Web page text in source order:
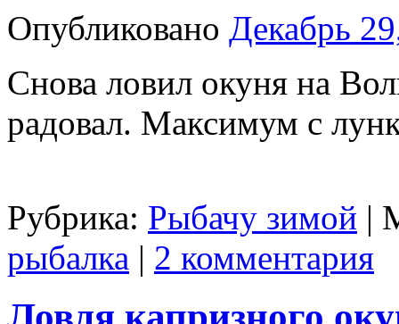
Опубликовано Декабрь
Снова ловил окуня на
радовал. Максимум с
Рубрика: Рыбачу зимой |
рыбалка | 2 комментария